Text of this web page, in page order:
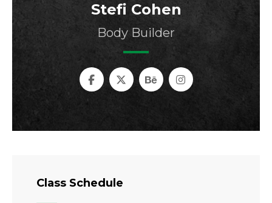
Stefi Cohen
Body Builder
Class Schedule